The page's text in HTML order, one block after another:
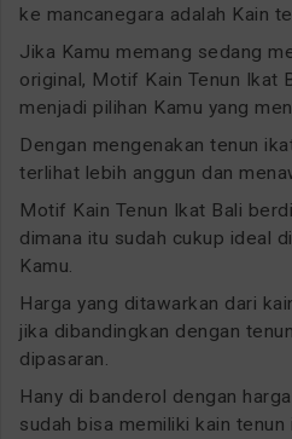
ke mancanegara adalah Kain
Jika Kamu memang sedang
original, Motif Kain Tenun Ikat
menjadi pilihan Kamu yang
Dengan mengenakan tenun
terlihat lebih anggun dan
Motif Kain Tenun Ikat Bali
dimana itu sudah cukup ideal
Kamu.
Harga yang ditawarkan dari
jika dibandingkan dengan
dipasaran.
Hany di banderol dengan
sudah bisa memiliki kain tenun